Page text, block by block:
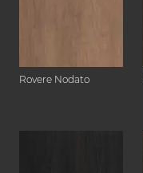
Rovere Nodato